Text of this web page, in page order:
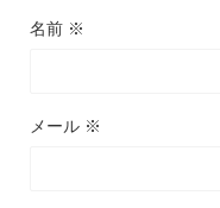
名前 ※
メール ※